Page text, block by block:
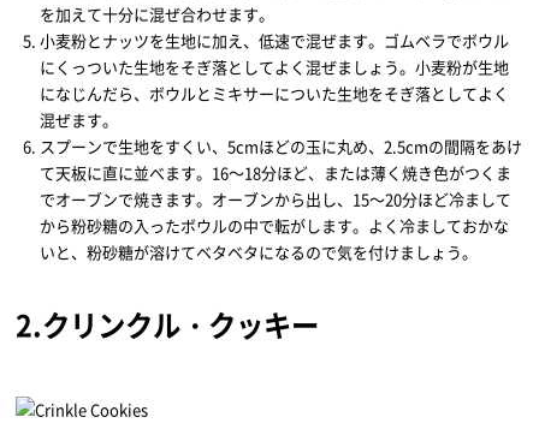
を加えて十分に混ぜ合わせます。
小麦粉とナッツを生地に加え、低速で混ぜます。ゴムベラでボウル
にくっついた生地をそぎ落としてよく混ぜましょう。小麦粉が生地
になじんだら、ボウルとミキサーについた生地をそぎ落としてよく
混ぜます。
スプーンで生地をすくい、5cmほどの玉に丸め、2.5cmの間隔をあけ
て天板に直に並べます。16～18分ほど、または薄く焼き色がつくま
でオーブンで焼きます。オーブンから出し、15～20分ほど冷まして
から粉砂糖の入ったボウルの中で転がします。よく冷ましておかな
いと、粉砂糖が溶けてベタベタになるので気を付けましょう。
2.クリンクル・クッキー